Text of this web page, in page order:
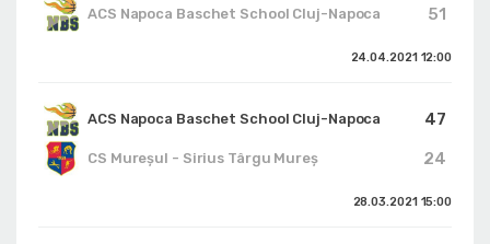
51
ACS Napoca Baschet School Cluj-Napoca
24.04.2021 12:00
ACS Napoca Baschet School Cluj-Napoca
47
24
CS Mureșul - Sirius Târgu Mureș
28.03.2021 15:00